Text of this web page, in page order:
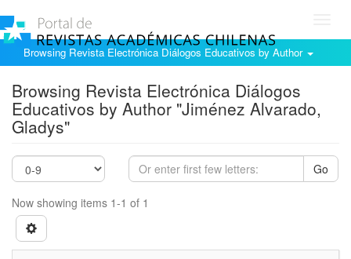
Browsing Revista Electrónica Diálogos Educativos by Author
Browsing Revista Electrónica Diálogos
Educativos by Author "Jiménez Alvarado,
Gladys"
Go
Now showing items 1-1 of 1